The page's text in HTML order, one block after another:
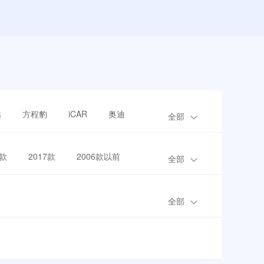
方程豹 iCAR 奥迪 全部
2017款 2006款以前 全部
全部